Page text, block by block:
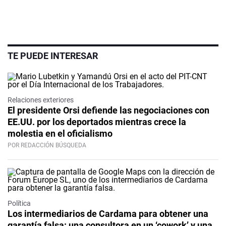
TE PUEDE INTERESAR
Relaciones exteriores
El presidente Orsi defiende las negociaciones con
EE.UU. por los deportados mientras crece la
molestia en el oficialismo
POR REDACCIÓN BÚSQUEDA
Política
Los intermediarios de Cardama para obtener una